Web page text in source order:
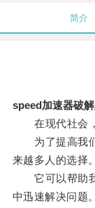
简介
speed加速器破
在现代社会，
为了提高我们
来越多人的选择。
它可以帮助我
中迅速解决问题。